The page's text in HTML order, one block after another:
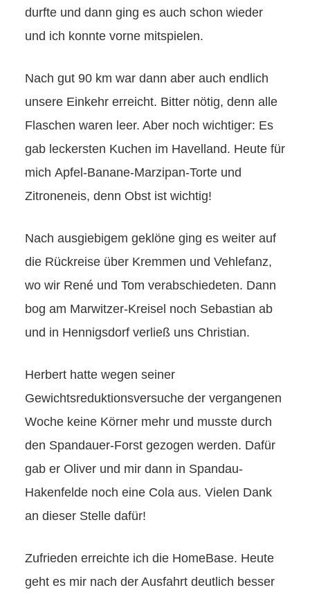
durfte und dann ging es auch schon wieder
und ich konnte vorne mitspielen.
Nach gut 90 km war dann aber auch endlich
unsere Einkehr erreicht. Bitter nötig, denn alle
Flaschen waren leer. Aber noch wichtiger: Es
gab leckersten Kuchen im Havelland. Heute für
mich Apfel-Banane-Marzipan-Torte und
Zitroneneis, denn Obst ist wichtig!
Nach ausgiebigem geklöne ging es weiter auf
die Rückreise über Kremmen und Vehlefanz,
wo wir René und Tom verabschiedeten. Dann
bog am Marwitzer-Kreisel noch Sebastian ab
und in Hennigsdorf verließ uns Christian.
Herbert hatte wegen seiner
Gewichtsreduktionsversuche der vergangenen
Woche keine Körner mehr und musste durch
den Spandauer-Forst gezogen werden. Dafür
gab er Oliver und mir dann in Spandau-
Hakenfelde noch eine Cola aus. Vielen Dank
an dieser Stelle dafür!
Zufrieden erreichte ich die HomeBase. Heute
geht es mir nach der Ausfahrt deutlich besser